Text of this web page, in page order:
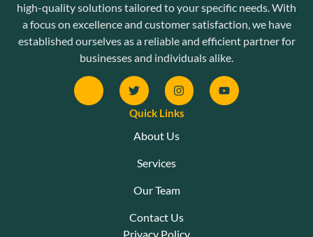
high-quality solutions tailored to your specific needs. With
a focus on excellence and customer satisfaction, we have
established ourselves as a reliable and efficient partner for
businesses and individuals alike.
Quick Links
About Us
Services
Our Team
Contact Us
Privacy Policy